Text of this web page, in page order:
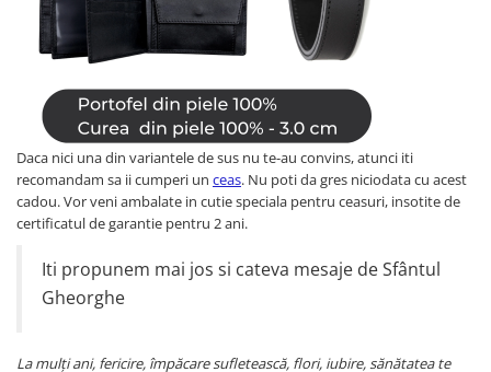
Daca nici una din variantele de sus nu te-au convins, atunci iti
recomandam sa ii cumperi un ceas. Nu poti da gres niciodata cu acest
cadou. Vor veni ambalate in cutie speciala pentru ceasuri, insotite de
certificatul de garantie pentru 2 ani.
Iti propunem mai jos si cateva mesaje de Sfântul
Gheorghe
La mulţi ani, fericire, împăcare sufletească, flori, iubire, sănătatea te